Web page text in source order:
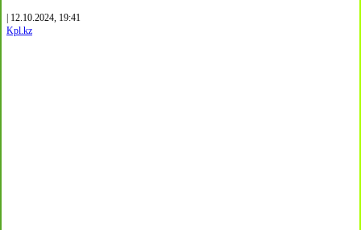
| 12.10.2024, 19:41
Kpl.kz